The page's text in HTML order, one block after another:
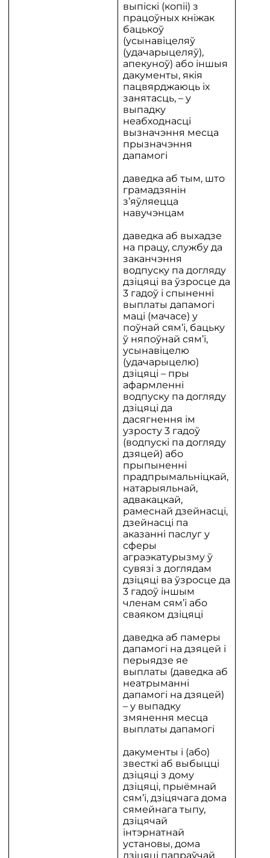
выпіскі (копіі) з
працоўных кніжак
бацькоў
(усынавіцеляў
(удачарыцеляў),
апекуноў) або іншыя
дакументы, якія
пацвярджаюць іх
занятасць, – у
выпадку
неабходнасці
вызначэння месца
прызначэння
дапамогі
даведка аб тым, што
грамадзянін
з’яўляецца
навучэнцам
даведка аб выхадзе
на працу, службу да
заканчэння
водпуску па догляду
дзіцяці ва ўзросце да
3 гадоў і спыненні
выплаты дапамогі
маці (мачасе) у
поўнай сям’і, бацьку
ў няпоўнай сям’і,
усынавіцелю
(удачарыцелю)
дзіцяці – пры
афармленні
водпуску па догляду
дзіцяці да
дасягнення ім
узросту 3 гадоў
(водпускі па догляду
дзяцей) або
прыпыненні
прадпрымальніцкай,
натарыяльнай,
адвакацкай,
рамеснай дзейнасці,
дзейнасці па
аказанні паслуг у
сферы
аграэкатурызму ў
сувязі з доглядам
дзіцяці ва ўзросце да
3 гадоў іншым
членам сям’і або
сваяком дзіцяці
даведка аб памеры
дапамогі на дзяцей і
перыядзе яе
выплаты (даведка аб
неатрыманні
дапамогі на дзяцей)
– у выпадку
змянення месца
выплаты дапамогі
дакументы і (або)
звесткі аб выбыцці
дзіцяці з дому
дзіцяці, прыёмнай
сям’і, дзіцячага дома
сямейнага тыпу,
дзіцячай
інтэрнатнай
установы, дома
дзіцяці папраўчай